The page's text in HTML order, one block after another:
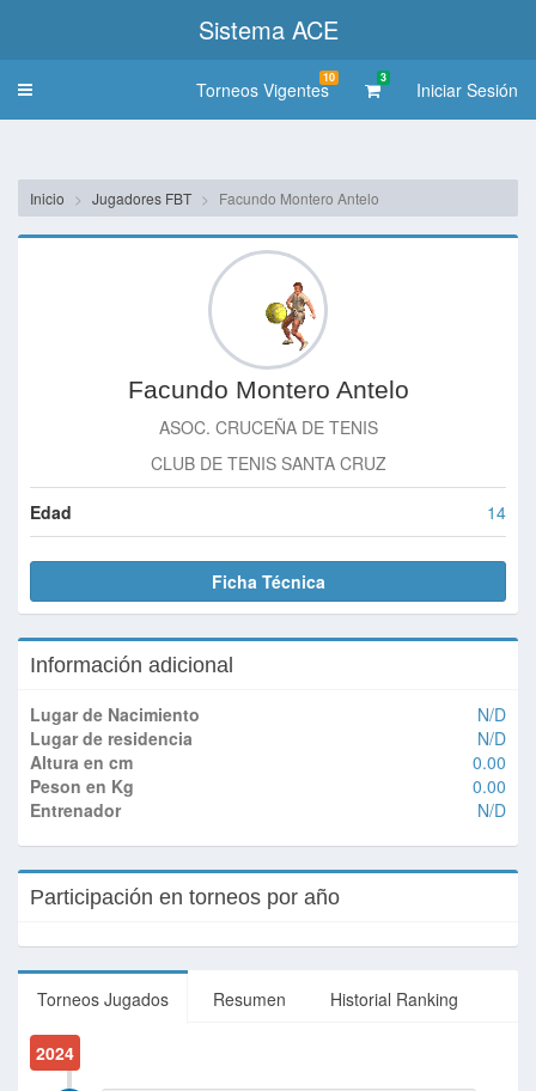
Sistema ACE
Toggle
Torneos Vigentes
10 3
Iniciar Sesión
Inicio Jugadores FBT Facundo Montero Antelo
Facundo Montero Antelo
ASOC. CRUCEÑA DE TENIS
CLUB DE TENIS SANTA CRUZ
Edad 14
Ficha Técnica
Información adicional
Lugar de Nacimiento
N/D
Lugar de residencia
N/D
Altura en cm
0.00
Peson en Kg
0.00
Entrenador
N/D
Participación en torneos por año
Torneos Jugados Resumen Historial Ranking
2024